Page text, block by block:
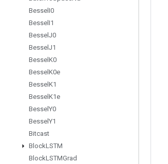
Bessel I0
Bessel I1
Bessel J0
Bessel J1
Bessel K0
Bessel K0e
Bessel K1
Bessel K1e
Bessel Y0
Bessel Y1
Bitcast
BlockLSTM
BlockLSTMGrad